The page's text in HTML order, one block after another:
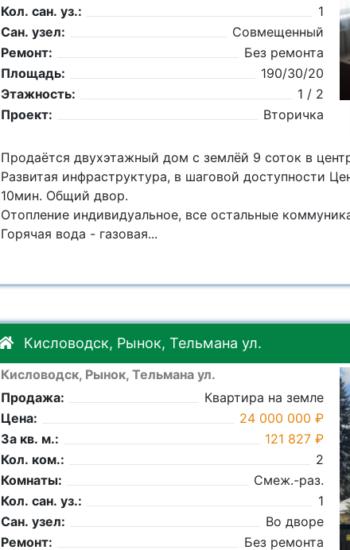
Кол. сан. уз.:
1
Сан. узел:
Совмещенный
Ремонт:
Без ремонта
Площадь:
190/30/20
Этажность:
1 / 2
Проект:
Вторичка
Продаётся двухэтажный дом с землёй 9 соток в
Развитая инфраструктура, в шаговой доступности
10мин. Общий двор.
Отопление индивидуальное, все остальные
Горячая вода - газовая...
Кисловодск, Рынок, Тельмана ул.
Кисловодск, Рынок, Тельмана ул.
Продажа:
Квартира на земле
Цена:
24 000 000 ₽
За кв. м.:
121 827 ₽
Кол. ком.:
2
Комнаты:
Смеж.-раз.
Кол. сан. уз.:
1
Сан. узел:
Во дворе
Ремонт:
Без ремонта